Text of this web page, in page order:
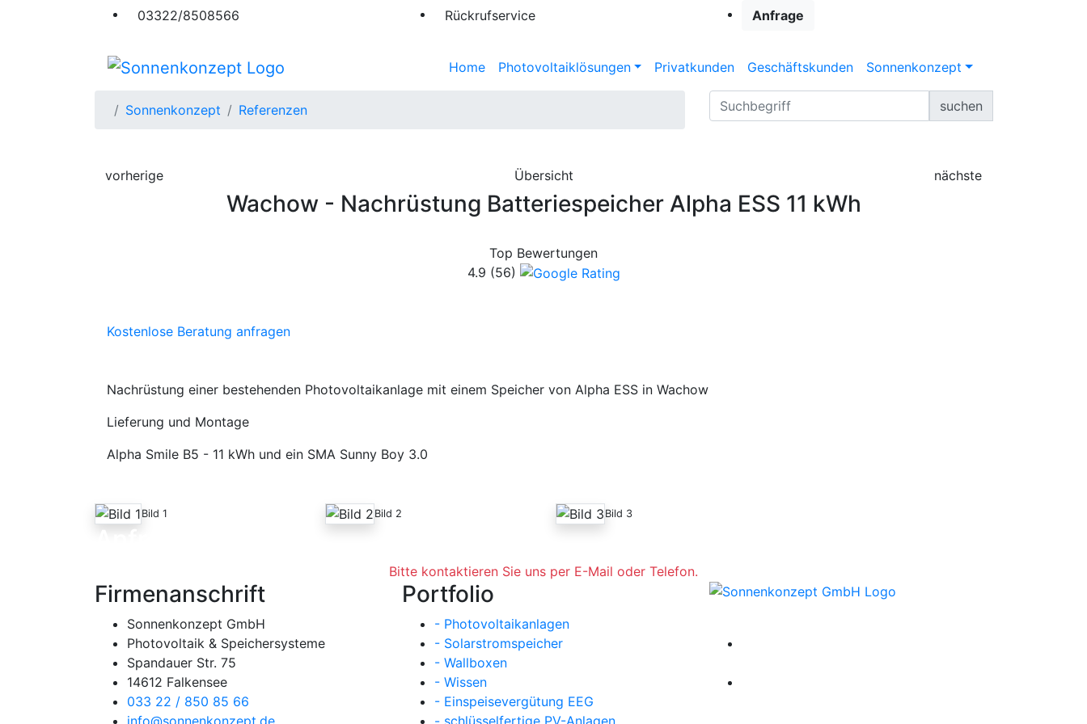
03322/8508566 Rückrufservice Anfrage
Home Photovoltaiklösungen Privatkunden Geschäftskunden Sonnenkonzept
Sonnenkonzept Referenzen suchen
vorherige Übersicht nächste
Wachow - Nachrüstung Batteriespeicher Alpha ESS 11 kWh
Top Bewertungen
4.9 (56)
Kostenlose Beratung anfragen
Nachrüstung einer bestehenden Photovoltaikanlage mit einem Speicher von Alpha ESS in Wachow
Lieferung und Montage
Alpha Smile B5 - 11 kWh und ein SMA Sunny Boy 3.0
Bild 1 Bild 2 Bild 3
Anfrage
Bitte kontaktieren Sie uns per E-Mail oder Telefon.
Firmenanschrift
Sonnenkonzept GmbH
Photovoltaik & Speichersysteme
Spandauer Str. 75
14612 Falkensee
033 22 / 850 85 66
info@sonnenkonzept.de
Portfolio
- Photovoltaikanlagen
- Solarstromspeicher
- Wallboxen
- Wissen
- Einspeisevergütung EEG
- schlüsselfertige PV-Anlagen